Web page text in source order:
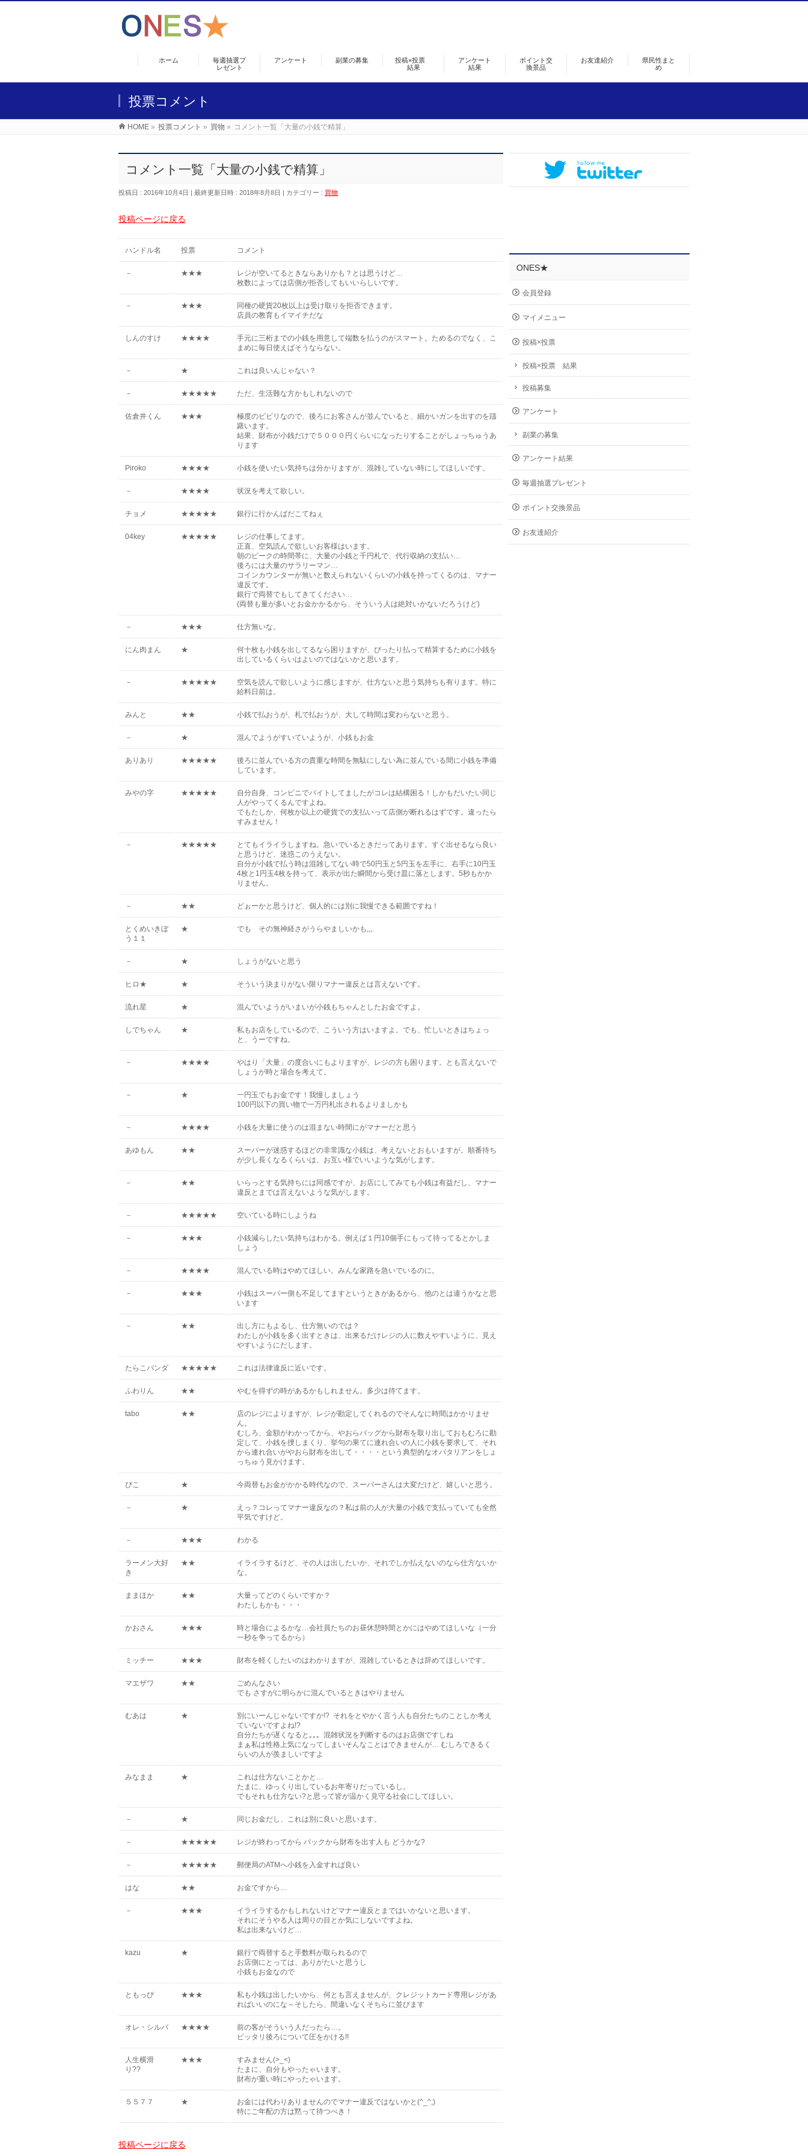
ホーム
毎週抽選プ
レゼント
アンケート 副業の募集
投稿×投票
結果
アンケート
結果
ポイント交
換景品
お友達紹介
県民性まと
め
投票コメント
HOME » 投票コメント » 買物 » コメント一覧「大量の小銭で精算」
コメント一覧「大量の小銭で精算」
投稿日 : 2016年10月4日 最終更新日時 : 2018年8月8日 カテゴリー : 買物
投稿ページに戻る
ハンドル名 投票 コメント
－ ★★★
レジが空いてるときならありかも？とは思うけど…
枚数によっては店側が拒否してもいいらしいです。
－ ★★★
同種の硬貨20枚以上は受け取りを拒否できます。
店員の教育もイマイチだな
しんのすけ ★★★★
手元に三桁までの小銭を用意して端数を払うのがスマート。ためるのでなく、こ
まめに毎日使えばそうならない。
－ ★ これは良いんじゃない？
－ ★★★★★ ただ、生活難な方かもしれないので
佐倉井くん ★★★
極度のビビリなので、後ろにお客さんが並んでいると、細かいガンを出すのを躊
躇います。
結果、財布が小銭だけで５０００円くらいになったりすることがしょっちゅうあ
ります
Piroko ★★★★ 小銭を使いたい気持ちは分かりますが、混雑していない時にしてほしいです。
－ ★★★★ 状況を考えて欲しい。
チョメ ★★★★★ 銀行に行かんばだこてねぇ
04key ★★★★★
レジの仕事してます。
正直、空気読んで欲しいお客様はいます。
朝のピークの時間帯に、大量の小銭と千円札で、代行収納の支払い…
後ろには大量のサラリーマン…
コインカウンターが無いと数えられないくらいの小銭を持ってくるのは、マナー
違反です。
銀行で両替でもしてきてください…
(両替も量が多いとお金かかるから、そういう人は絶対いかないだろうけど)
－ ★★★ 仕方無いな。
にん肉まん ★
何十枚も小銭を出してるなら困りますが、ぴったり払って精算するために小銭を
出しているくらいはよいのではないかと思います。
－ ★★★★★
空気を読んで欲しいように感じますが、仕方ないと思う気持ちも有ります。特に
給料日前は。
みんと ★★ 小銭で払おうが、札で払おうが、大して時間は変わらないと思う。
－ ★ 混んでようがすいていようが、小銭もお金
ありあり ★★★★★
後ろに並んでいる方の貴重な時間を無駄にしない為に並んでいる間に小銭を準備
しています。
みやの字 ★★★★★
自分自身、コンビニでバイトしてましたがコレは結構困る！しかもだいたい同じ
人がやってくるんですよね。
でもたしか、何枚か以上の硬貨での支払いって店側が断れるはずです。違ったら
すみません！
－ ★★★★★
とてもイライラしますね。急いでいるときだってあります。すぐ出せるなら良い
と思うけど、迷惑このうえない。
自分が小銭で払う時は混雑してない時で50円玉と5円玉を左手に、右手に10円玉
4枚と1円玉4枚を持って、表示が出た瞬間から受け皿に落とします。5秒もかか
りません。
－ ★★ どぉーかと思うけど、個人的には別に我慢できる範囲ですね！
とくめいきぼ
う１１
★ でも その無神経さがうらやましいかも,,,.
－ ★ しょうがないと思う
ヒロ★ ★ そういう決まりがない限りマナー違反とは言えないです。
流れ星 ★ 混んでいようがいまいが小銭もちゃんとしたお金ですよ。
しでちゃん ★
私もお店をしているので、こういう方はいますよ。でも、忙しいときはちょっ
と、うーですね。
－ ★★★★
やはり「大量」の度合いにもよりますが、レジの方も困ります。とも言えないで
しょうが時と場合を考えて。
－ ★
一円玉でもお金です！我慢しましょう
100円以下の買い物で一万円札出されるよりましかも
－ ★★★★ 小銭を大量に使うのは混まない時間にがマナーだと思う
あゆもん ★★
スーパーが迷惑するほどの非常識な小銭は、考えないとおもいますが。順番待ち
が少し長くなるくらいは、お互い様でいいような気がします。
－ ★★
いらっとする気持ちには同感ですが、お店にしてみても小銭は有益だし、マナー
違反とまでは言えないような気がします。
－ ★★★★★ 空いている時にしようね
－ ★★★
小銭減らしたい気持ちはわかる。例えば１円10個手にもって待ってるとかしま
しょう
－ ★★★★ 混んでいる時はやめてほしい。みんな家路を急いでいるのに。
－ ★★★
小銭はスーパー側も不足してますというときがあるから、他のとは違うかなと思
います
－ ★★
出し方にもよるし、仕方無いのでは？
わたしが小銭を多く出すときは、出来るだけレジの人に数えやすいように、見え
やすいようにだします。
たらこパンダ ★★★★★ これは法律違反に近いです。
ふわりん ★★ やむを得ずの時があるかもしれません。多少は待てます。
tabo ★★
店のレジによりますが、レジが勘定してくれるのでそんなに時間はかかりませ
ん。
むしろ、金額がわかってから、やおらバッグから財布を取り出しておもむろに勘
定して、小銭を捜しまくり、挙句の果てに連れ合いの人に小銭を要求して、それ
から連れ合いがやおら財布を出して・・・・という典型的なオバタリアンをしょ
っちゅう見かけます。
ぴこ ★ 今両替もお金がかかる時代なので、スーパーさんは大変だけど、嬉しいと思う。
－ ★
えっ？コレってマナー違反なの？私は前の人が大量の小銭で支払っていても全然
平気ですけど。
－ ★★★ わかる
ラーメン大好
き
★★
イライラするけど、その人は出したいか、それでしか払えないのなら仕方ないか
な。
ままほか ★★
大量ってどのくらいですか？
わたしもかも・・・
かおさん ★★★
時と場合によるかな…会社員たちのお昼休憩時間とかにはやめてほしいな（一分
一秒を争ってるから）
ミッチー ★★★ 財布を軽くしたいのはわかりますが、混雑しているときは辞めてほしいです。
マエザワ ★★
ごめんなさい
でも さすがに明らかに混んでいるときはやりません
むあは ★
別にいーんじゃないですか!? それをとやかく言う人も自分たちのことしか考え
ていないですよね!?
自分たちが遅くなると｡｡｡ 混雑状況を判断するのはお店側ですしね
まぁ私は性格上気になってしまいそんなことはできませんが… むしろできるく
らいの人が羨ましいですよ
みなまま ★
これは仕方ないことかと…
たまに、ゆっくり出しているお年寄りだっているし。
でもそれも仕方ない?と思って皆が温かく見守る社会にしてほしい。
－ ★ 同じお金だし、これは別に良いと思います。
－ ★★★★★ レジが終わってから バックから財布を出す人も どうかな?
－ ★★★★★ 郵便局のATMへ小銭を入金すれば良い
はな ★★ お金ですから…
－ ★★★
イライラするかもしれないけどマナー違反とまではいかないと思います。
それにそうやる人は周りの目とか気にしないですよね。
私は出来ないけど…
kazu ★
銀行で両替すると手数料が取られるので
お店側にとっては、ありがたいと思うし
小銭もお金なので
ともっぴ ★★★
私も小銭は出したいから、何とも言えませんが、クレジットカード専用レジがあ
ればいいのにな～そしたら、間違いなくそちらに並びます
オレ・シルバ ★★★★
前の客がそういう人だったら…。
ピッタリ後ろについて圧をかける!!
人生横滑
り??
★★★
すみません(>_<)
たまに、自分もやったゃいます。
財布が重い時にやったゃいます。
５５７７ ★
お金には代わりありませんのでマナー違反ではないかと(^_^;)
特にご年配の方は黙って待つべき！
投稿ページに戻る
ONES★
会員登録
マイメニュー
投稿×投票
投稿×投票 結果
投稿募集
アンケート
副業の募集
アンケート結果
毎週抽選プレゼント
ポイント交換景品
お友達紹介